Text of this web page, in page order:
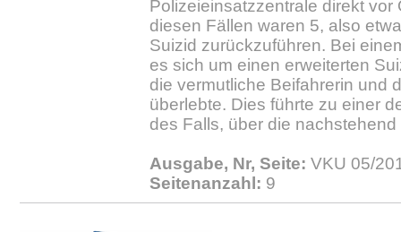
Polizeieinsatzzentrale direkt vor
diesen Fällen waren 5, also
Suizid zurückzuführen. Bei
es sich um einen erweiterten
die vermutliche Beifahrerin und
überlebte. Dies führte zu einer
des Falls, über die nachstehend
Ausgabe, Nr, Seite: VKU 05/
Seitenanzahl: 9